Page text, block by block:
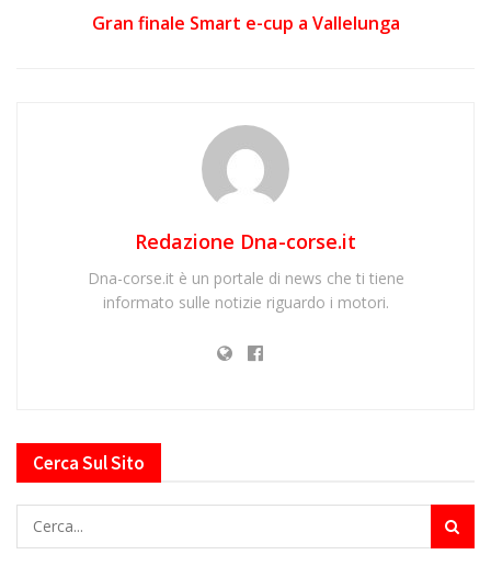
Gran finale Smart e-cup a Vallelunga
Redazione Dna-corse.it
Dna-corse.it è un portale di news che ti tiene
informato sulle notizie riguardo i motori.
Cerca Sul Sito